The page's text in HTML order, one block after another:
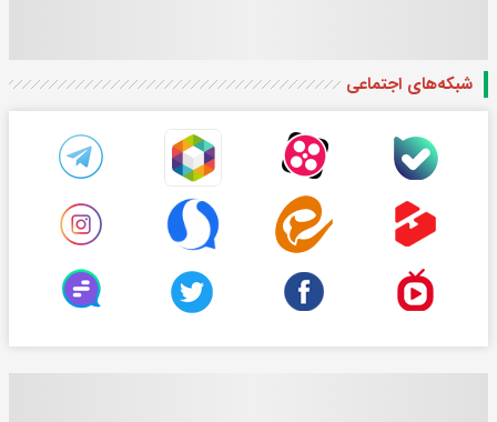
شبکه‌های اجتماعی